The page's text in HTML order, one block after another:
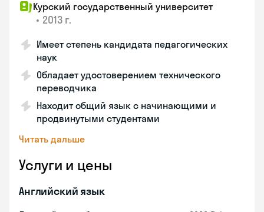
Курский государственный университет
• 2013 г.
Имеет степень кандидата педагогических
наук
Обладает удостоверением технического
переводчика
Находит общий язык с начинающими и
продвинутыми студентами
Читать дальше
Услуги и цены
Английский язык